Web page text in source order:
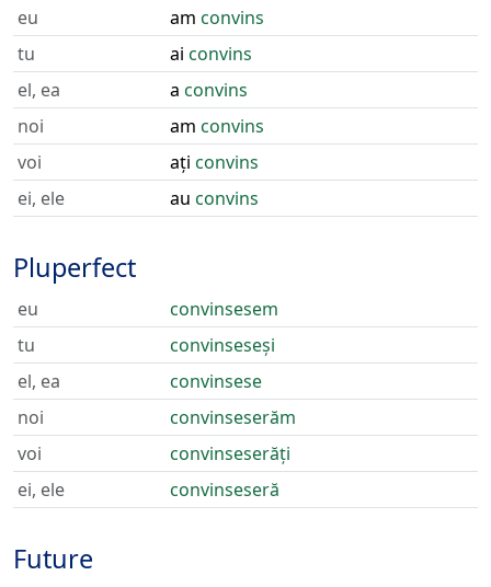
eu am convins
tu
ai convins
el, ea
a convins
noi
am convins
voi
ați convins
ei, ele
au convins
Pluperfect
eu
convinsesem
tu
convinseseși
el, ea
convinsese
noi
convinseserăm
voi
convinseserăți
ei, ele
convinseseră
Future